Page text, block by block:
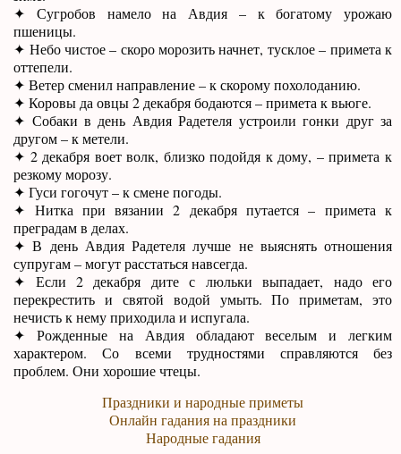
✦ Сугробов намело на Авдия – к богатому урожаю
пшеницы.
✦ Небо чистое – скоро морозить начнет, тусклое – примета к
оттепели.
✦ Ветер сменил направление – к скорому похолоданию.
✦ Коровы да овцы 2 декабря бодаются – примета к вьюге.
✦ Собаки в день Авдия Радетеля устроили гонки друг за
другом – к метели.
✦ 2 декабря воет волк, близко подойдя к дому, – примета к
резкому морозу.
✦ Гуси гогочут – к смене погоды.
✦ Нитка при вязании 2 декабря путается – примета к
преградам в делах.
✦ В день Авдия Радетеля лучше не выяснять отношения
супругам – могут расстаться навсегда.
✦ Если 2 декабря дите с люльки выпадает, надо его
перекрестить и святой водой умыть. По приметам, это
нечисть к нему приходила и испугала.
✦ Рожденные на Авдия обладают веселым и легким
характером. Со всеми трудностями справляются без
проблем. Они хорошие чтецы.
Праздники и народные приметы
Онлайн гадания на праздники
Народные гадания